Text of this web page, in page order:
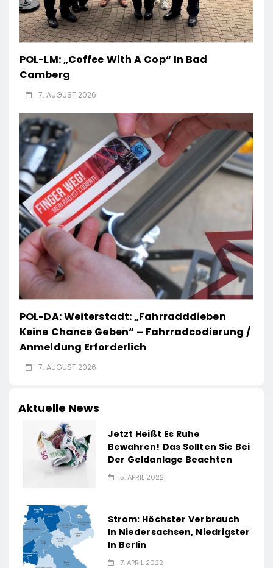
POL-LM: „Coffee With A Cop“ In Bad
Camberg
7. AUGUST 2026
POL-DA: Weiterstadt: „Fahrradddieben
Keine Chance Geben“ – Fahrradcodierung /
Anmeldung Erforderlich
7. AUGUST 2026
Aktuelle News
Jetzt Heißt Es Ruhe
Bewahren! Das Sollten Sie Bei
Der Geldanlage Beachten
5. APRIL 2022
Strom: Höchster Verbrauch
In Niedersachsen, Niedrigster
In Berlin
7. APRIL 2022